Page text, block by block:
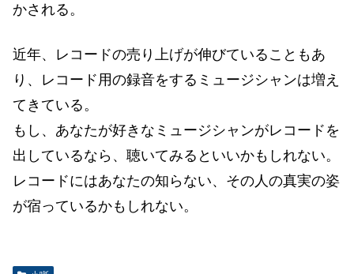
かされる。
近年、レコードの売り上げが伸びていることもあ
り、レコード用の録音をするミュージシャンは増え
てきている。
もし、あなたが好きなミュージシャンがレコードを
出しているなら、聴いてみるといいかもしれない。
レコードにはあなたの知らない、その人の真実の姿
が宿っているかもしれない。